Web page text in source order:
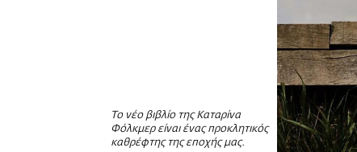
Το νέο βιβλίο της Καταρίνα
Φόλκμερ είναι ένας προκλητικός
καθρέφτης της εποχής μας.